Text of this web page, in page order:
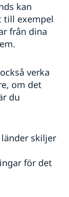
kan
till exempel
från dina
verka
om det
du
skiljer
för det